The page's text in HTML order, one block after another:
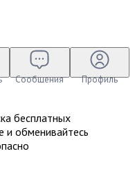
Сообщения Профиль
бесплатных
и обменивайтесь